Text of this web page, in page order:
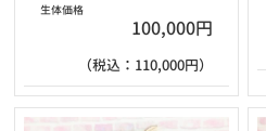
生体価格
100,000円
（税込：110,000円）